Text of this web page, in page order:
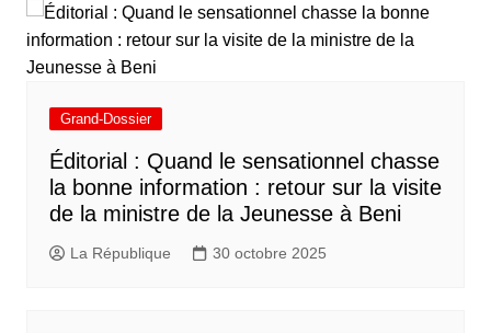
Grand-Dossier
Éditorial : Quand le sensationnel chasse
la bonne information : retour sur la visite
de la ministre de la Jeunesse à Beni
La République 30 octobre 2025